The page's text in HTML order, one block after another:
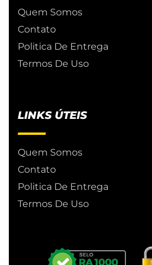
Quem Somos
Contato
Politica De Entrega
Termos De Uso
LINKS ÚTEIS
Quem Somos
Contato
Politica De Entrega
Termos De Uso